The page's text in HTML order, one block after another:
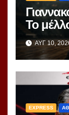
Το
ΑΥΓ 10,
EXPRESS